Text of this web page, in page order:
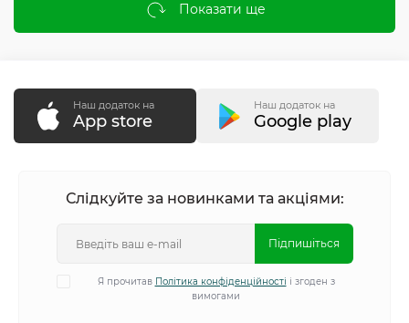
Показати ще
Наш додаток на
App store
Наш додаток на
Google play
Слідкуйте за новинками та акціями:
Підпишіться
Я прочитав Політика конфіденційності і згоден з
вимогами